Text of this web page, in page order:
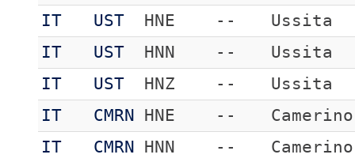
IT
UST HNE --
Ussita
IT
UST HNN --
Ussita
IT
UST HNZ --
Ussita
IT
CMRN HNE --
Camerino
IT
CMRN HNN --
Camerino